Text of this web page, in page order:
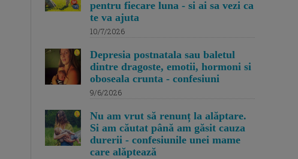
pentru fiecare luna - si ai sa vezi ca
te va ajuta
10/7/2026
Depresia postnatala sau baletul
dintre dragoste, emotii, hormoni si
oboseala crunta - confesiuni
9/6/2026
Nu am vrut să renunț la alăptare.
Si am căutat până am găsit cauza
durerii - confesiunile unei mame
care alăptează